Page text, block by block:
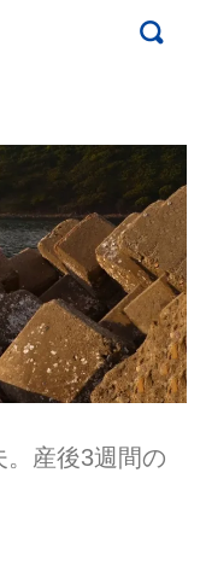
。産後3週間の